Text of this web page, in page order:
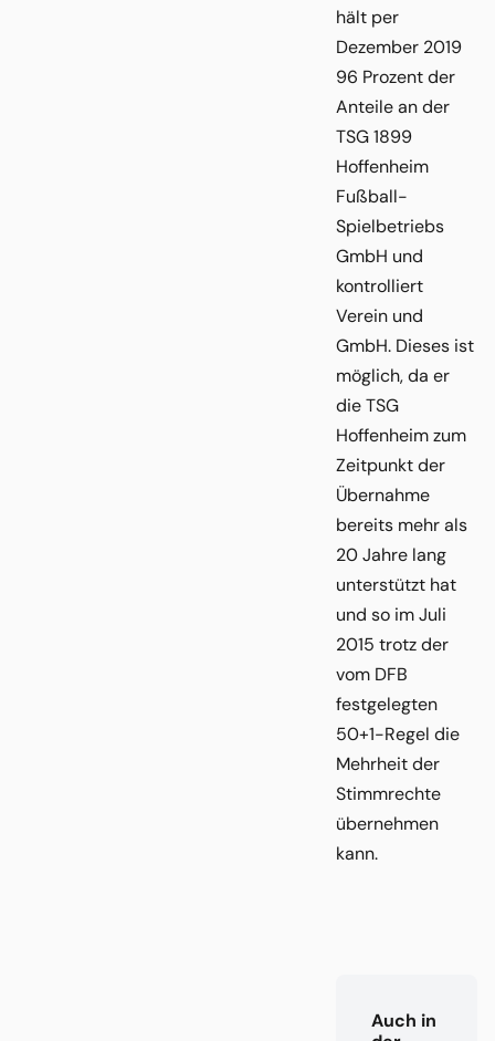
hält per
Dezember 2019
96 Prozent der
Anteile an der
TSG 1899
Hoffenheim
Fußball-
Spielbetriebs
GmbH und
kontrolliert
Verein und
GmbH. Dieses ist
möglich, da er
die TSG
Hoffenheim zum
Zeitpunkt der
Übernahme
bereits mehr als
20 Jahre lang
unterstützt hat
und so im Juli
2015 trotz der
vom DFB
festgelegten
50+1-Regel die
Mehrheit der
Stimmrechte
übernehmen
kann.
Auch in